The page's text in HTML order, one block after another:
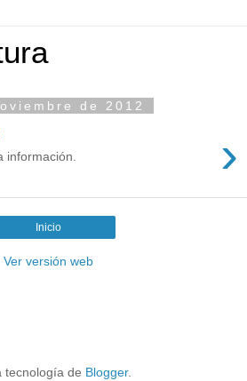
de 2012
›
información.
Inicio
Ver versión web
tecnología de Blogger.